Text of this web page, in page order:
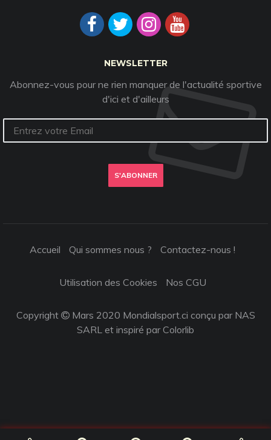
NEWSLETTER
Abonnez-vous pour ne rien manquer de l'actualité sportive
d'ici et d'ailleurs
S'ABONNER
Accueil Qui sommes nous ? Contactez-nous !
Utilisation des Cookies Nos CGU
Copyright
Mars 2020 Mondialsport.ci conçu par NAS
SARL et inspiré parColorlib